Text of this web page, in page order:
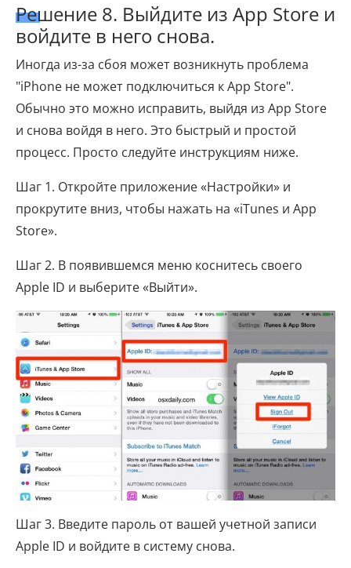
Решение 8. Выйдите из App Store и
войдите в него снова.
Иногда из-за сбоя может возникнуть проблема
"iPhone не может подключиться к App Store".
Обычно это можно исправить, выйдя из App Store
и снова войдя в него. Это быстрый и простой
процесс. Просто следуйте инструкциям ниже.
Шаг 1. Откройте приложение «Настройки» и
прокрутите вниз, чтобы нажать на «iTunes и App
Store».
Шаг 2. В появившемся меню коснитесь своего
Apple ID и выберите «Выйти».
Шаг 3. Введите пароль от вашей учетной записи
Apple ID и войдите в систему снова.